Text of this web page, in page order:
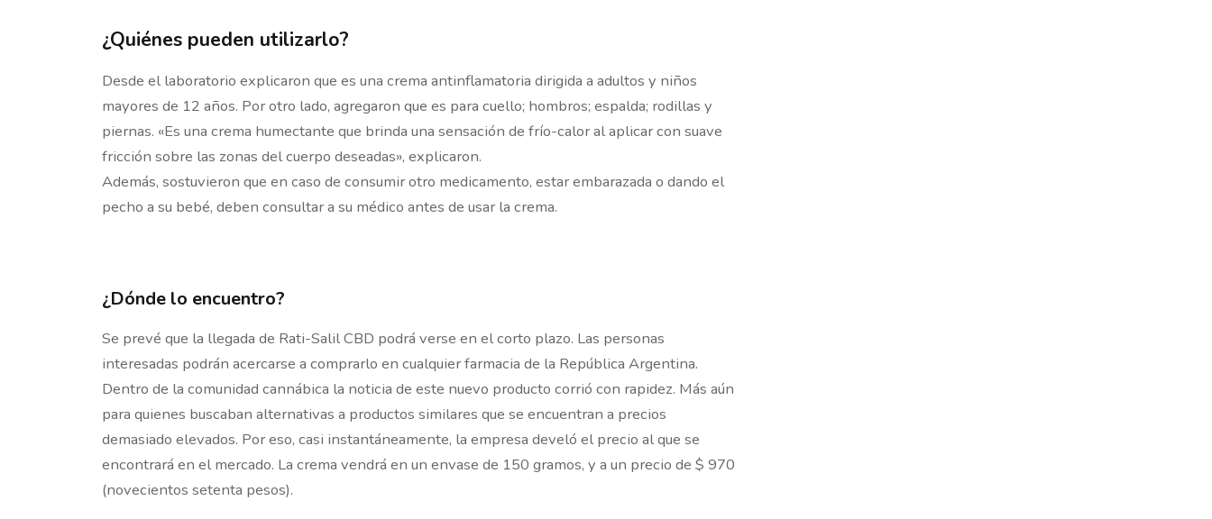
¿Quiénes pueden utilizarlo?
Desde el laboratorio explicaron que es una crema antinflamatoria dirigida a adultos y niños
mayores de 12 años. Por otro lado, agregaron que es para cuello; hombros; espalda; rodillas y
piernas. «Es una crema humectante que brinda una sensación de frío-calor al aplicar con suave
fricción sobre las zonas del cuerpo deseadas», explicaron.
Además, sostuvieron que en caso de consumir otro medicamento, estar embarazada o dando el
pecho a su bebé, deben consultar a su médico antes de usar la crema.
¿Dónde lo encuentro?
Se prevé que la llegada de Rati-Salil CBD podrá verse en el corto plazo. Las personas
interesadas podrán acercarse a comprarlo en cualquier farmacia de la República Argentina.
Dentro de la comunidad cannábica la noticia de este nuevo producto corrió con rapidez. Más aún
para quienes buscaban alternativas a productos similares que se encuentran a precios
demasiado elevados. Por eso, casi instantáneamente, la empresa develó el precio al que se
encontrará en el mercado. La crema vendrá en un envase de 150 gramos, y a un precio de $ 970
(novecientos setenta pesos).